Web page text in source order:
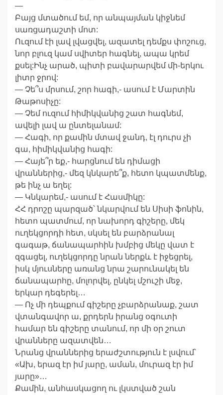
—
Բայց մտածում եմ, որ անպայման կիջնեմ
սառցադաշտի մոտ:
Ուզում էի լավ լվացվել, ազատել դեմքս փոշուց,
նոր բլուզ կամ սվիտեր հագնել, ապա կրեմ
քսել:Ինչ արած, պիտի բավարարվեմ մի-երկու
լիտր ջրով:
— Չե՞ս մրսում, շոր հագի,- ասում է Մարտին
Թաթոսիչը:
— Չեմ ուզում հիմիկվանից շատ հագնեմ,
ավելի լավ ա ընտելանամ:
— Հագի, որ քամին մտավ ջանդ, էլ դուրս չի
գա, հիմիկվանից հագի:
— Հայե՞ր եք,- հարցնում են դիմացի
վրաններից,- մեզ կնկարե՞ք, հետո կպատմենք,
թե ինչ ա եղել:
— Կնկարեմ,- ասում է Հասմիկը:
ՀՀ դրոշը պարզած՝ նկարվում են Սիսի ֆոնին,
հետո պատմում, որ նախորդ գիշերը, մեկ
ուղեկցորդի հետ, սկսել են բարձրանալ
գագաթ, ճանապարհին խմբից մեկը վատ է
զգացել, ուղեկցորդը նրան ներքև է իջեցրել,
իսկ մյուսները առանց նրա շարունակել են
ճանապարհը, մոլորվել, ընկել մշուշի մեջ,
երկար դեգերել…
— Ոչ մի դեպքում գիշերը չբարձրանաք, շատ
վտանգավոր ա, քրդերն իրանց օգուտի
համար են գիշերը տանում, որ մի օր շուտ
վրանները ազատվեն…
Նրանց վրաններից երաժշտություն է լսվում՝
«Ախ, երազ էր իմ յարը, աման, մուրազ էր իմ
յարը»…
Քամին, անհասկացող ու լկստված շան